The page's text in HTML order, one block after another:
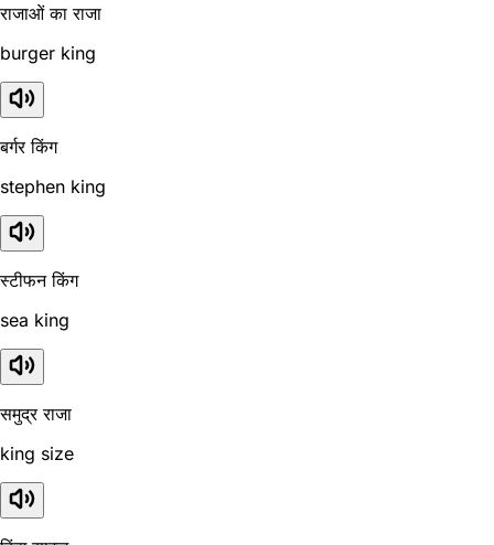
राजाओं का राजा
burger king
बर्गर किंग
stephen king
स्टीफन किंग
sea king
समुद्र राजा
king size